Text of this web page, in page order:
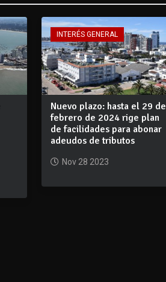
INTERÉS GENERAL
Nuevo plazo: hasta el 29 de
febrero de 2024 rige plan
de facilidades para abonar
adeudos de tributos
Nov 28 2023